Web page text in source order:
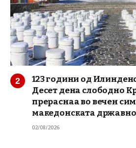
123 години од
Десет дена слободно
прераснаа во вечен
македонската
02/08/2026